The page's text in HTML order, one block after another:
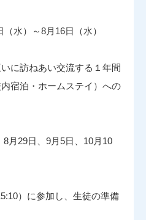
水）～8月16日（水）
に訪ねあい交流する１年間
宿泊・ホームステイ）への
月29日、9月5日、10月10
）に参加し、生徒の準備